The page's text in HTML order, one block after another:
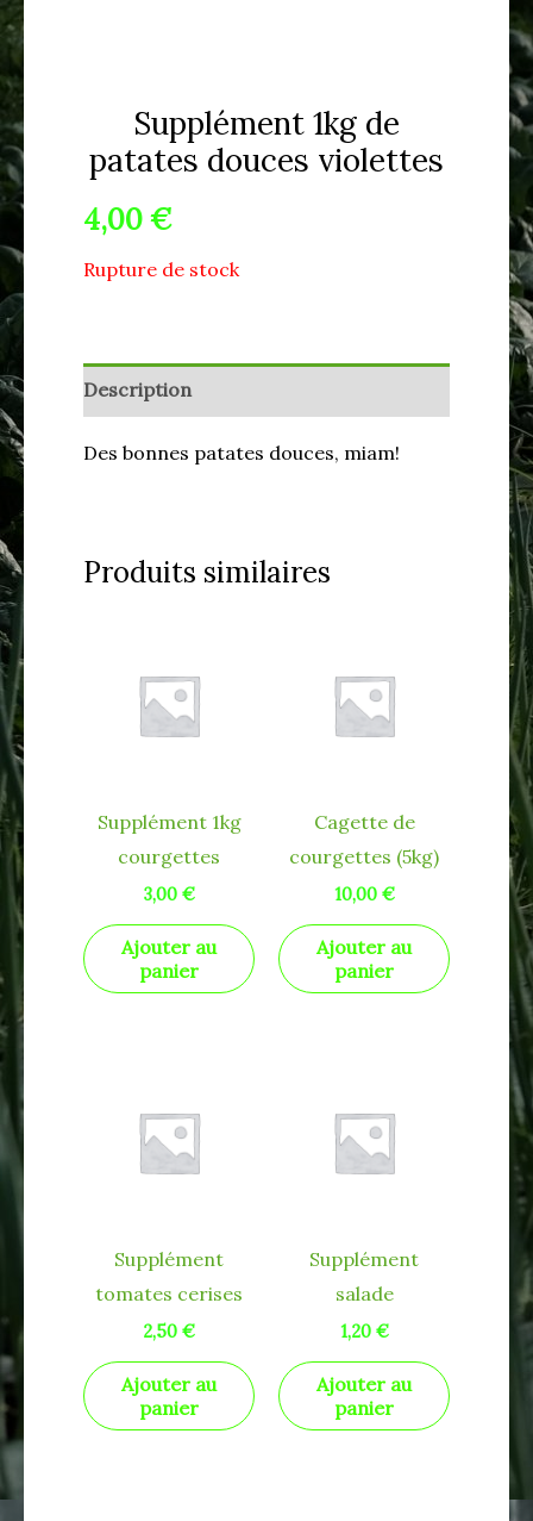
Supplément 1kg de
patates douces violettes
4,00€
Rupture de stock
Description
Des bonnes patates douces, miam!
Produits similaires
Supplément 1kg
courgettes
3,00 €
Ajouter au
panier
Cagette de
courgettes (5kg)
10,00 €
Ajouter au
panier
Supplément
tomates cerises
2,50 €
Ajouter au
panier
Supplément
salade
1,20 €
Ajouter au
panier